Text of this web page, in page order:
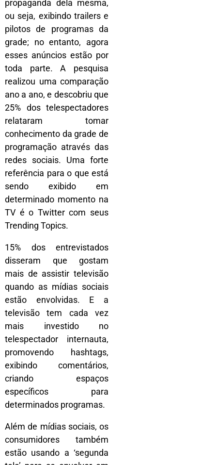
propaganda dela mesma,
ou seja, exibindo trailers e
pilotos de programas da
grade; no entanto, agora
esses anúncios estão por
toda parte. A pesquisa
realizou uma comparação
ano a ano, e descobriu que
25% dos telespectadores
relataram tomar
conhecimento da grade de
programação através das
redes sociais. Uma forte
referência para o que está
sendo exibido em
determinado momento na
TV é o Twitter com seus
Trending Topics.
15% dos entrevistados
disseram que gostam
mais de assistir televisão
quando as mídias sociais
estão envolvidas. E a
televisão tem cada vez
mais investido no
telespectador internauta,
promovendo hashtags,
exibindo comentários,
criando espaços
específicos para
determinados programas.
Além de mídias sociais, os
consumidores também
estão usando a ‘segunda